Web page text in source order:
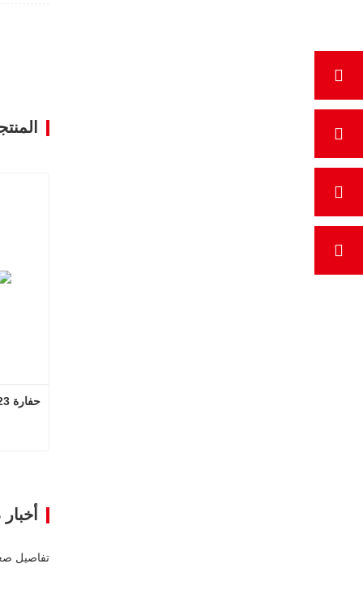
حفارة 23 طنًا من آلات البناء